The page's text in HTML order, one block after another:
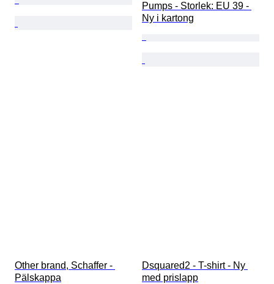
Pumps - Storlek: EU 39 -
Ny i kartong
Other brand, Schaffer -
Pälskappa
Dsquared2 - T-shirt - Ny
med prislapp